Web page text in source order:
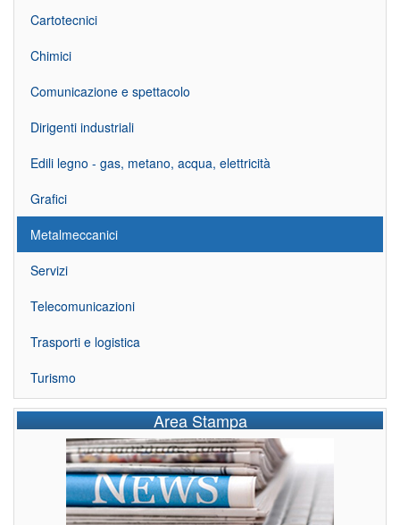
Cartotecnici
Chimici
Comunicazione e spettacolo
Dirigenti industriali
Edili legno - gas, metano, acqua, elettricità
Grafici
Metalmeccanici
Servizi
Telecomunicazioni
Trasporti e logistica
Turismo
Area Stampa